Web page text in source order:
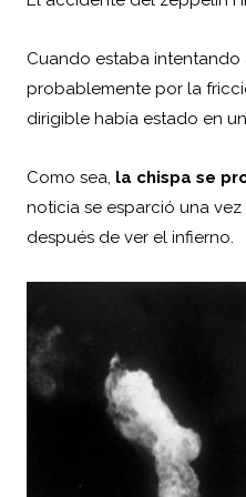
Cuando estaba intentando
probablemente por la
dirigible había estado en
Como sea, la chispa se
noticia se esparció una
después de ver el infierno.